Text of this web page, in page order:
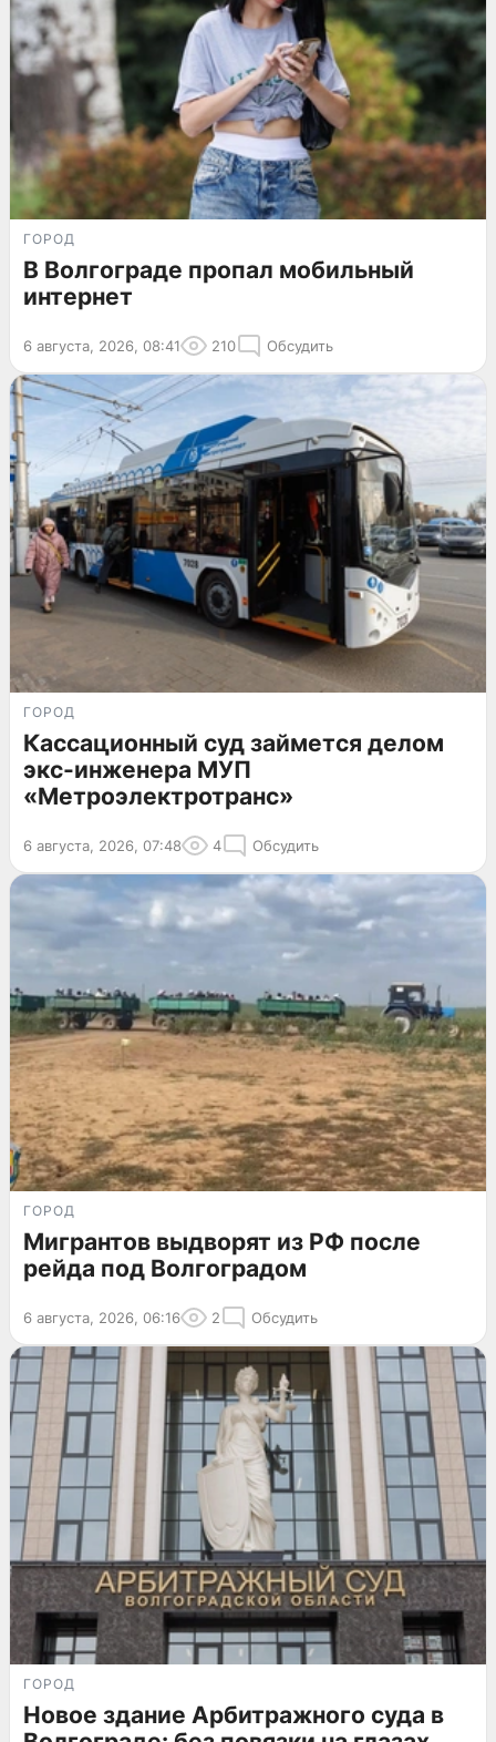
ГОРОД
В Волгограде пропал мобильный
интернет
6 августа, 2026, 08:41 210 Обсудить
ГОРОД
Кассационный суд займется делом
экс-инженера МУП
«Метроэлектротранс»
6 августа, 2026, 07:48 4 Обсудить
ГОРОД
Мигрантов выдворят из РФ после
рейда под Волгоградом
6 августа, 2026, 06:16 2 Обсудить
ГОРОД
Новое здание Арбитражного суда в